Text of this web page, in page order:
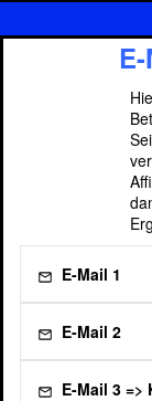
E-Mail 1
E-Mail 2
E-Mail 3 =>